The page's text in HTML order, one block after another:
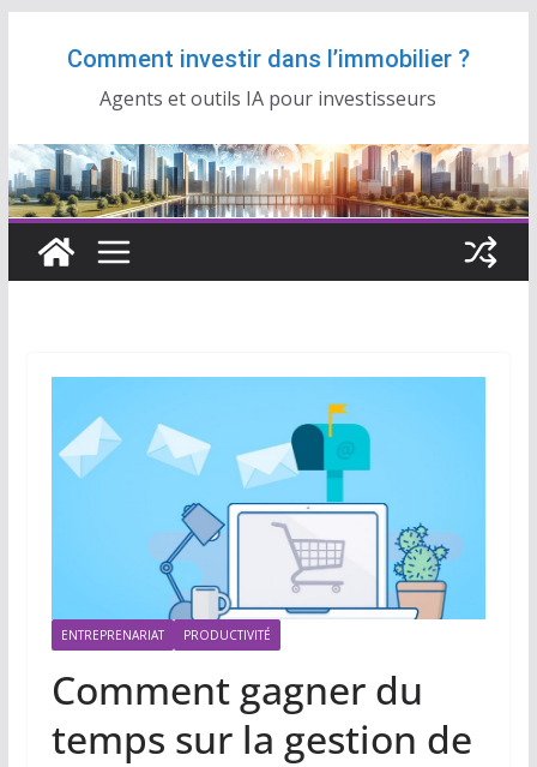
Comment investir dans l’immobilier ?
Agents et outils IA pour investisseurs
ENTREPRENARIAT PRODUCTIVITÉ
Comment gagner du
temps sur la gestion de